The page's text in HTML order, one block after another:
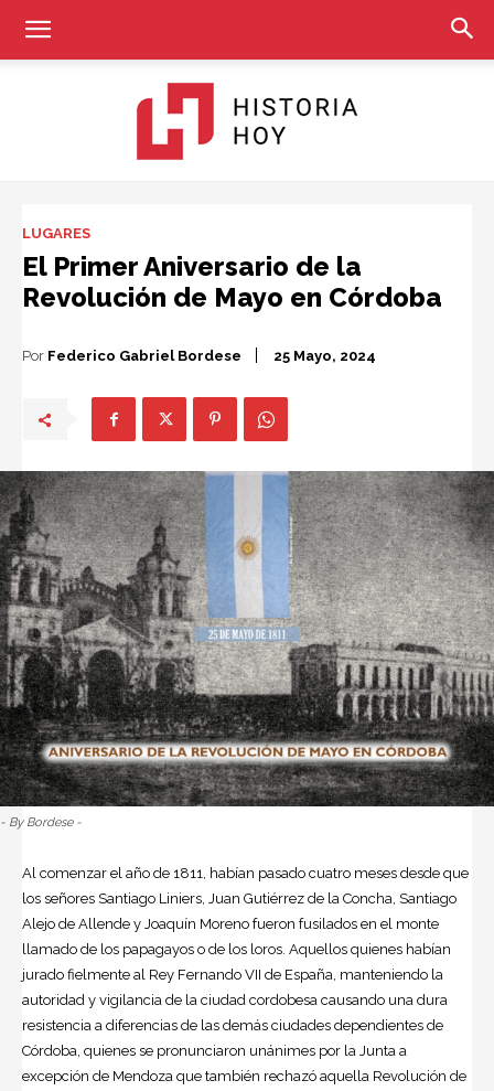
Hoy
LUGARES
El Primer Aniversario de la
Revolución de Mayo en Córdoba
Por Federico Gabriel Bordese 25 Mayo, 2024
- By Bordese -
Al comenzar el año de 1811, habían pasado cuatro meses desde que
los señores Santiago Liniers, Juan Gutiérrez de la Concha, Santiago
Alejo de Allende y Joaquín Moreno fueron fusilados en el monte
llamado de los papagayos o de los loros. Aquellos quienes habían
jurado fielmente al Rey Fernando VII de España, manteniendo la
autoridad y vigilancia de la ciudad cordobesa causando una dura
resistencia a diferencias de las demás ciudades dependientes de
Córdoba, quienes se pronunciaron unánimes por la Junta a
excepción de Mendoza que también rechazó aquella Revolución de